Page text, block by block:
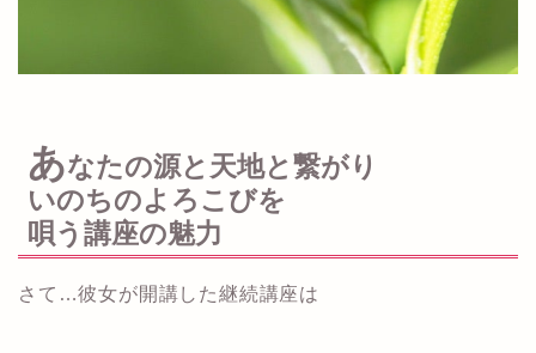
あなたの源と天地と繋がり
いのちのよろこびを
唄う講座の魅力
さて…彼女が開講した継続講座は